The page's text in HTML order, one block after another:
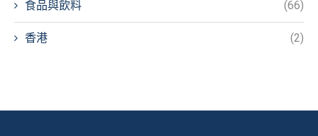
食品與飲料 (66)
香港 (2)